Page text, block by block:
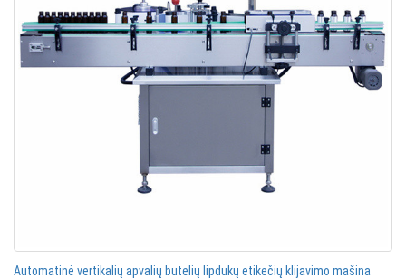
Automatinė vertikalių apvalių butelių lipdukų etikečių klijavimo mašina